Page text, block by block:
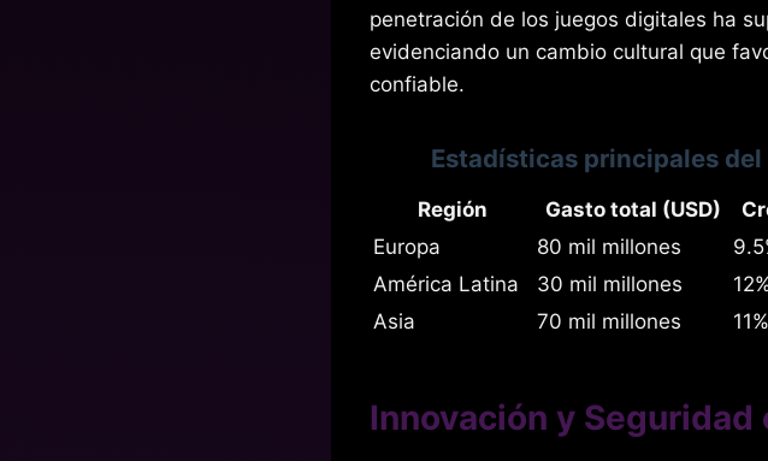
penetración de los juegos digitales ha
evidenciando un cambio cultural que
confiable.
Estadísticas principales
Región Gasto total (USD)
Europa
80 mil millones
América Latina
30 mil millones
Asia
70 mil millones 11%
Innovación y